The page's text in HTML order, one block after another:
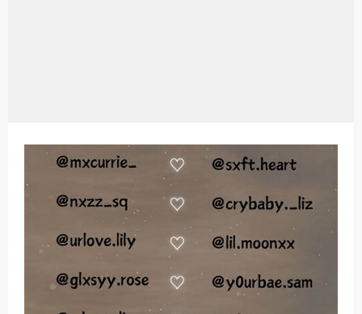
Bitcoin Miner Android: Apa Itu Dan Bagaimana Cara Menggunakannya
Pp Wa Couple Pasangan: Cara Terbaik Untuk Menjaga Hubungan
Cara Mengecek Windows Ori
Simpan Profil Ig Dengan Mudah
Aplikasi Togel Android: Solusi Praktis Untuk Pecinta Togel